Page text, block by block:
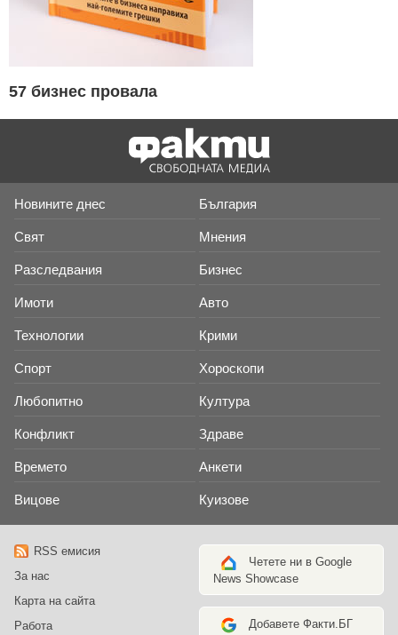
57 бизнес провала
Новините днес България
Свят Мнения
Разследвания Бизнес
Имоти Авто
Технологии Крими
Спорт Хороскопи
Любопитно Култура
Конфликт Здраве
Времето Анкети
Вицове Куизове
RSS емисия
За нас
Карта на сайта
Работа
Четете ни в Google
News Showcase
Добавете Факти.БГ